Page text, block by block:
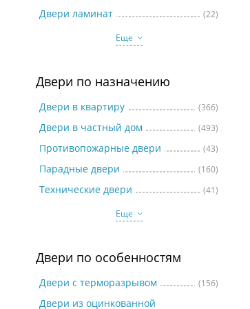
Двери ламинат
(22)
Еще
Двери по назначению
Двери в квартиру (366)
Двери в частный дом (493)
Противопожарные двери (43)
Парадные двери (160)
Технические двери
(41)
Еще
Двери по особенностям
Двери с терморазрывом (156)
Двери из оцинкованной